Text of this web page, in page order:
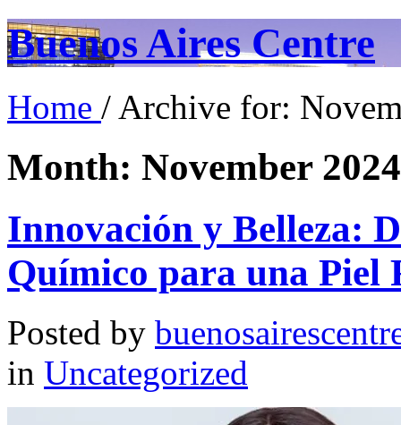
Buenos Aires Centre
Home / Archive for:
Month: November 2024
Innovación y Belleza:
Químico para una Piel
Posted by
in Uncategorized